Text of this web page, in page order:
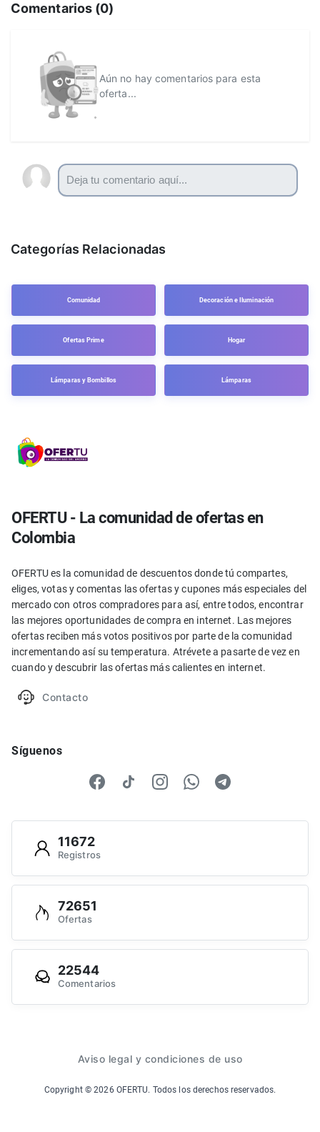
Comentarios (0)
Aún no hay comentarios para esta
oferta...
Categorías Relacionadas
Comunidad Decoración e Iluminación
Ofertas Prime Hogar
Lámparas y Bombillos Lámparas
OFERTU - La comunidad de ofertas en
Colombia
OFERTU es la comunidad de descuentos donde tú compartes,
eliges, votas y comentas las ofertas y cupones más especiales del
mercado con otros compradores para así, entre todos, encontrar
las mejores oportunidades de compra en internet. Las mejores
ofertas reciben más votos positivos por parte de la comunidad
incrementando así su temperatura. Atrévete a pasarte de vez en
cuando y descubrir las ofertas más calientes en internet.
Contacto
Síguenos
11672
Registros
72651
Ofertas
22544
Comentarios
Aviso legal y condiciones de uso
Copyright ©2026 OFERTU. Todos los derechos reservados.